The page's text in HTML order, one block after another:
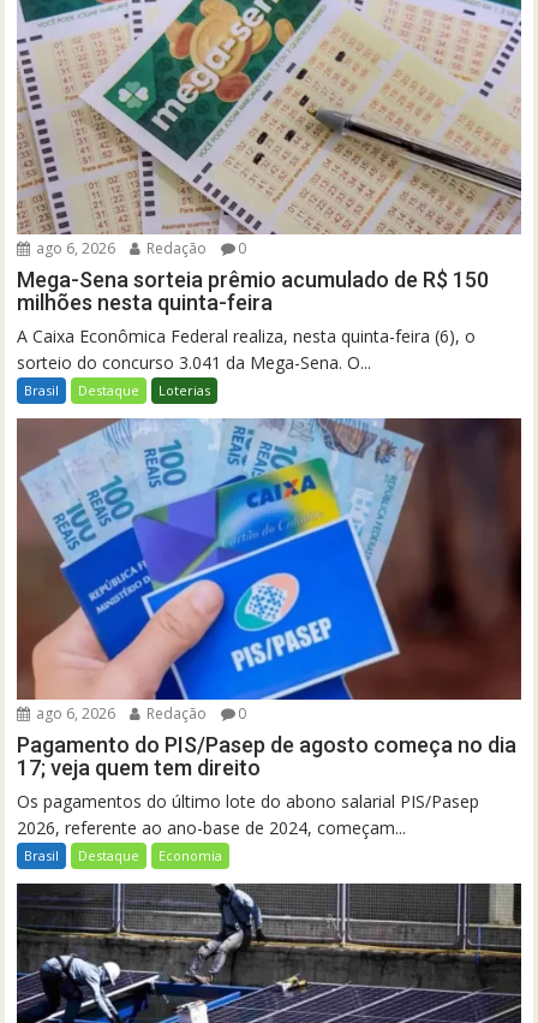
ago 6, 2026 Redação 0
Mega-Sena sorteia prêmio acumulado de R$ 150
milhões nesta quinta-feira
A Caixa Econômica Federal realiza, nesta quinta-feira (6), o
sorteio do concurso 3.041 da Mega-Sena. O...
Brasil Destaque Loterias
ago 6, 2026 Redação 0
Pagamento do PIS/Pasep de agosto começa no dia
17; veja quem tem direito
Os pagamentos do último lote do abono salarial PIS/Pasep
2026, referente ao ano-base de 2024, começam...
Brasil Destaque Economia